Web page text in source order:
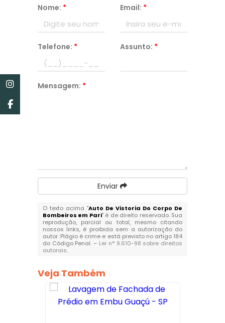
Nome: * Email: *
Telefone: * Assunto: *
Mensagem: *
Enviar
O texto acima "Auto De Vistoria Do Corpo De
Bombeiros em Pari" é de direito reservado. Sua
reprodução, parcial ou total, mesmo citando
nossos links, é proibida sem a autorização do
autor. Plágio é crime e está previsto no artigo 184
do Código Penal. – Lei n° 9.610-98 sobre direitos
autorais.
Veja Também